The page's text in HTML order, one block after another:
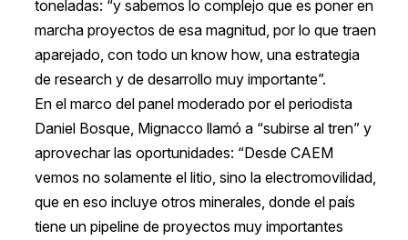
toneladas: “y sabemos lo complejo que es poner en
marcha proyectos de esa magnitud, por lo que traen
aparejado, con todo un know how, una estrategia
de research y de desarrollo muy importante”.
En el marco del panel moderado por el periodista
Daniel Bosque, Mignacco llamó a “subirse al tren” y
aprovechar las oportunidades: “Desde CAEM
vemos no solamente el litio, sino la electromovilidad,
que en eso incluye otros minerales, donde el país
tiene un pipeline de proyectos muy importantes